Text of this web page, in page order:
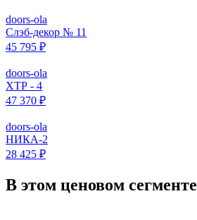
doors-ola
Слэб-декор № 11
45 795 ₽
doors-ola
ХТР - 4
47 370 ₽
doors-ola
НИКА-2
28 425 ₽
В этом ценовом сегменте